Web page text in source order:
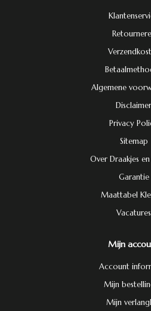
Algemene
Disclaimer
Privacy
Sitemap
Over Draakjes
Garantie
Maattabel
Vacatures
Mijn
Account
Mijn
Mijn